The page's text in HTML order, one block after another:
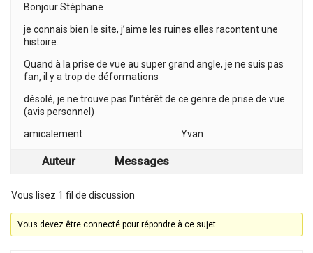
Bonjour Stéphane
je connais bien le site, j’aime les ruines elles racontent une
histoire.
Quand à la prise de vue au super grand angle, je ne suis pas
fan, il y a trop de déformations
désolé, je ne trouve pas l’intérêt de ce genre de prise de vue
(avis personnel)
amicalement Yvan
Auteur Messages
Vous lisez 1 fil de discussion
Vous devez être connecté pour répondre à ce sujet.